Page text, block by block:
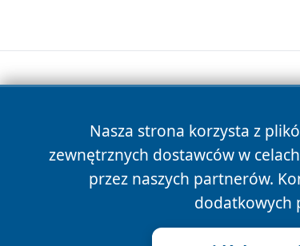
Nasza strona korzysta z
zewnętrznych dostawców w
przez naszych partnerów.
dodatkowych